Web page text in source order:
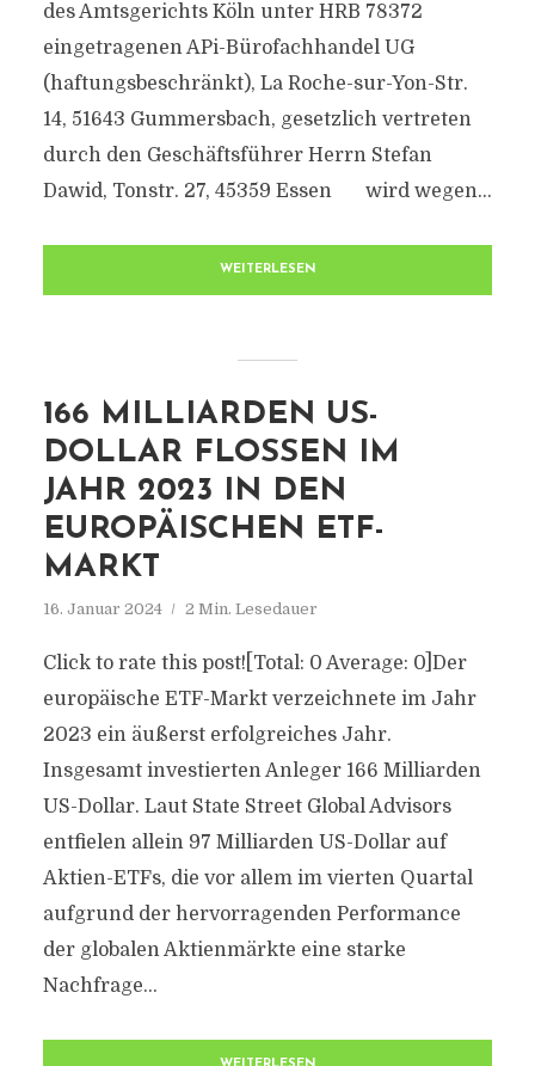
des Amtsgerichts Köln unter HRB 78372
eingetragenen APi-Bürofachhandel UG
(haftungsbeschränkt), La Roche-sur-Yon-Str.
14, 51643 Gummersbach, gesetzlich vertreten
durch den Geschäftsführer Herrn Stefan
Dawid, Tonstr. 27, 45359 Essen wird wegen...
WEITERLESEN
166 MILLIARDEN US-
DOLLAR FLOSSEN IM
JAHR 2023 IN DEN
EUROPÄISCHEN ETF-
MARKT
16. Januar 2024 2 Min. Lesedauer
Click to rate this post![Total: 0 Average: 0]Der
europäische ETF-Markt verzeichnete im Jahr
2023 ein äußerst erfolgreiches Jahr.
Insgesamt investierten Anleger 166 Milliarden
US-Dollar. Laut State Street Global Advisors
entfielen allein 97 Milliarden US-Dollar auf
Aktien-ETFs, die vor allem im vierten Quartal
aufgrund der hervorragenden Performance
der globalen Aktienmärkte eine starke
Nachfrage...